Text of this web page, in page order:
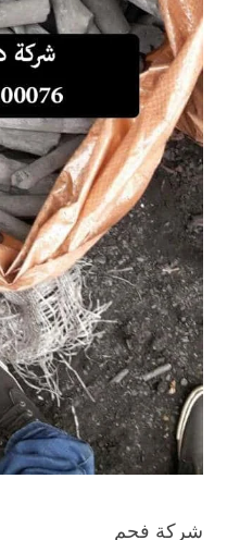
شركة فحم